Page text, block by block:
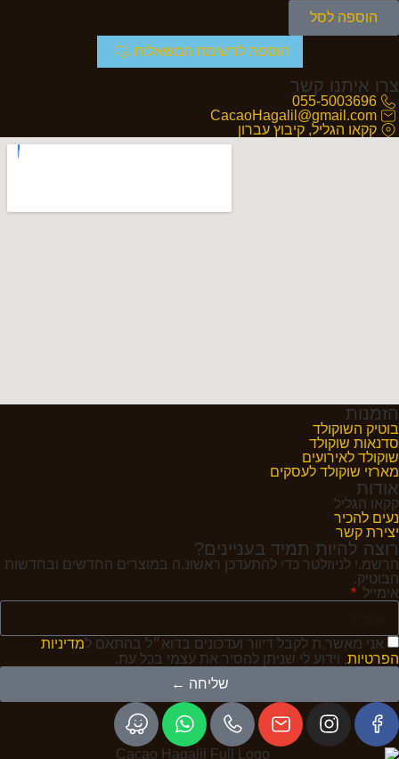
הוספה לסל
הוספת לרשימת המשאלות
צרו איתנו קשר
055-5003696
CacaoHagalil@gmail.com
קקאו הגליל, קיבוץ עברון
הזמנות
בוטיק השוקולד
סדנאות שוקולד
שוקולד לאירועים
מארזי שוקולד לעסקים
אודות
קקאו הגליל
נעים להכיר
יצירת קשר
רוצה להיות תמיד בעניינים?
הרשמ.י לניוזלטר כדי להתעדכן ראשונ.ה במוצרים החדשים ובחדשות
הבוטיק.
אימייל
אני מאשר.ת לקבל דיוור ועדכונים בדוא״ל בהתאם למדיניות
הפרטיות, וידוע לי שניתן להסיר את עצמי בכל עת.
שליחה ←